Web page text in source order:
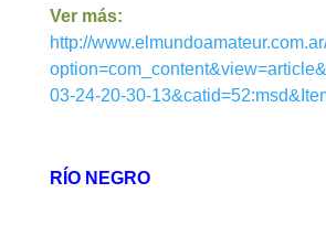
Ver más:
http://
03-24-20-30-
RÍO NEGRO